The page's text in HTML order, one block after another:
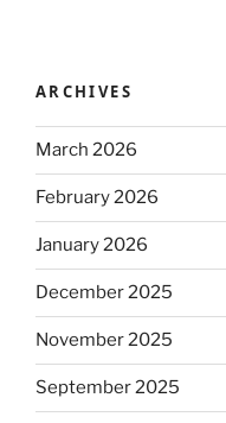
ARCHIVES
March 2026
February 2026
January 2026
December 2025
November 2025
September 2025